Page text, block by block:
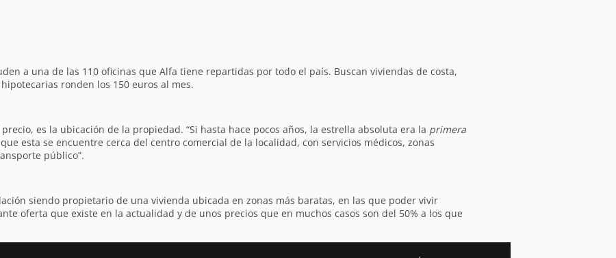
a una de las 110 oficinas que Alfa tiene repartidas por todo el país. Buscan viviendas de costa,
ronden los 150 euros al mes.
es la ubicación de la propiedad. “Si hasta hace pocos años, la estrella absoluta era la primera
esta se encuentre cerca del centro comercial de la localidad, con servicios médicos, zonas
público”.
siendo propietario de una vivienda ubicada en zonas más baratas, en las que poder vivir
oferta que existe en la actualidad y de unos precios que en muchos casos son del 50% a los que